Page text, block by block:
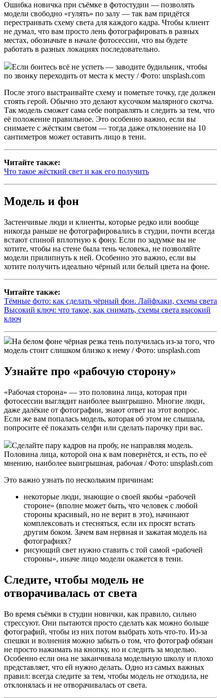
Ошибка новичка при съёмке в фотостудии — позволять
модели свободно «гулять» по залу — так вам придётся
перестраивать схему света для каждого кадра. Чтобы клиент
не думал, что вам просто лень фотографировать в разных
местах, обозначьте в начале фотосессии, что вы будете
работать в разных локациях последовательно.
Если боитесь всё не успеть — заводите будильник, чтобы
по звонку переходить от места к месту / Фото: unsplash.com
После этого выстраивайте схему и пометьте точку, где должен
стоять герой. Обычно это делают кусочком малярного скотча.
Так модель сможет сама себе поправлять и следить за тем, что
её положение правильное. Это особенно важно, если вы
снимаете с жёстким светом — тогда даже отклонение на 10
сантиметров может оставить лицо в тени.
Читайте также:
Что такое жёсткий свет и как его получить
Модель и фон
Застенчивые люди и клиенты, которые редко или вообще
никогда раньше не фотографировались в студии, почти всегда
встают спиной вплотную к фону. Если по задумке вы не
хотите, чтобы на стене была тень человека, не позволяйте
модели прилипнуть к ней. Особенно это важно, если вы
хотите получить идеально чёрный или белый цвета на фоне.
Читайте также:
Тёмные фото: как сделать чёрный фон. Лайфхаки, схемы света
Высокий ключ: что такое, как снимать, схемы света высокий
ключ
На белом фоне чёрная резка тень получилась из-за того, что
модель стоит слишком близко к нему / Фото: unsplash.com
Узнайте про «рабочую сторону»
«Рабочая сторона» — это половина лица, которая при
фотосессии выглядит наиболее выигрышно. Многие люди,
даже далёкие от фотографии, знают ответ на этот вопрос.
Если же вам попалась модель, которая об этом не слышала,
попросите её показать селфи или сделать парочку при вас.
Сделайте пару кадров на пробу, не направляя модель.
Половина лица, которой она к вам повернётся, и есть, по её
мнению, наиболее выигрышная, рабочая / Фото: unsplash.com
Это важно узнать по нескольким причинам:
некоторые люди, знающие о своей якобы «рабочей
стороне» (вполне может быть, что человек с любой
стороны красивый, но не верит в это), начинают
комплексовать и стесняться, если их просят встать
другим боком. Зачем вам нервная и зажатая модель на
фотографиях?
рисующий свет нужно ставить с той самой «рабочей
стороны», иначе лицо модели окажется в тени.
Следите, чтобы модель не
отворачивалась от света
Во время съёмки в студии новички, как правило, сильно
стрессуют. Они пытаются просто сделать как можно больше
фотографий, чтобы из них потом выбрать хоть что-то. Из-за
спешки и волнения можно забыть о том, что фотограф обязан
не просто нажимать на кнопку, но и следить за моделью.
Особенно если она не заканчивала модельную школу и плохо
представляет, что ей нужно делать. Одно из самых важных
правил: всегда следите за тем, чтобы модель не отходила, не
отклонялась и не отворачивалась от света.